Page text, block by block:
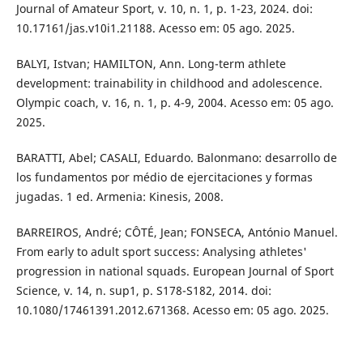
Journal of Amateur Sport, v. 10, n. 1, p. 1-23, 2024. doi:
10.17161/jas.v10i1.21188. Acesso em: 05 ago. 2025.
BALYI, Istvan; HAMILTON, Ann. Long-term athlete
development: trainability in childhood and adolescence.
Olympic coach, v. 16, n. 1, p. 4-9, 2004. Acesso em: 05 ago.
2025.
BARATTI, Abel; CASALI, Eduardo. Balonmano: desarrollo de
los fundamentos por médio de ejercitaciones y formas
jugadas. 1 ed. Armenia: Kinesis, 2008.
BARREIROS, André; CÔTÉ, Jean; FONSECA, António Manuel.
From early to adult sport success: Analysing athletes'
progression in national squads. European Journal of Sport
Science, v. 14, n. sup1, p. S178-S182, 2014. doi:
10.1080/17461391.2012.671368. Acesso em: 05 ago. 2025.